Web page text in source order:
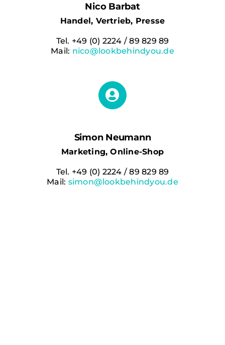
Nico Barbat
Handel, Vertrieb, Presse
Tel. +49 (0) 2224 / 89 829 89
Mail: nico@lookbehindyou.de
Simon Neumann
Marketing, Online-Shop
Tel. +49 (0) 2224 / 89 829 89
Mail: simon@lookbehindyou.de